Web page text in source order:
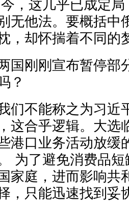
，这几乎已成定
无他法。要概括中
，却怀揣着不同的
两国刚刚宣布暂停
？
们不能称之为习近
这合乎逻辑。大选
港口业务活动放缓
为了避免消费品
家庭，进而影响共
，只能迅速找到妥